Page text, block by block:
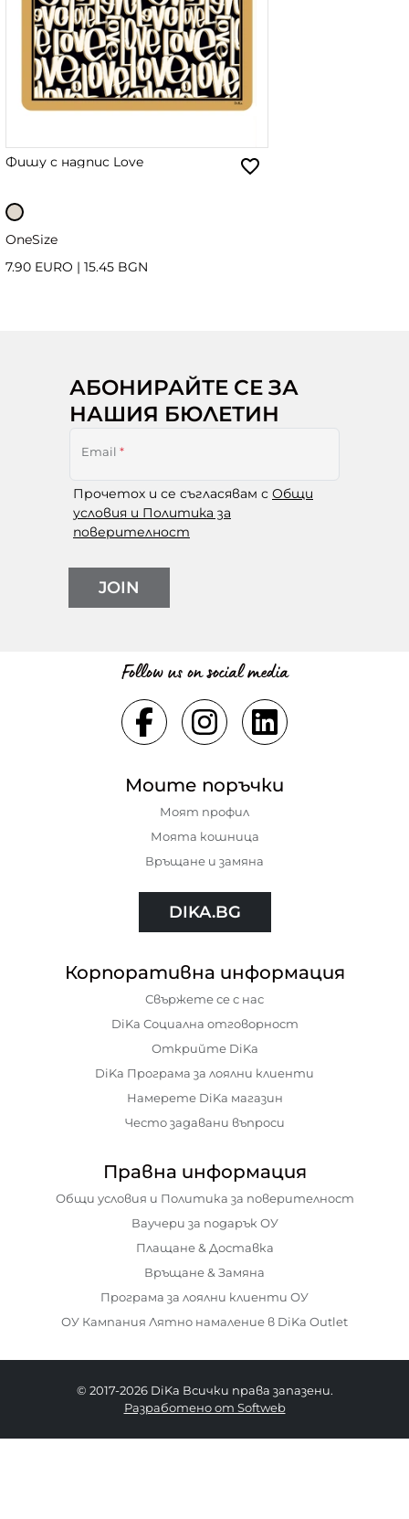
Фишу с надпис Love
OneSize
7.90 EURO | 15.45 BGN
АБОНИРАЙТЕ СЕ ЗА
НАШИЯ БЮЛЕТИН
Email *
Прочетох и се съгласявам с Общи
условия и Политика за
поверителност
JOIN
Follow us on social media
Моите поръчки
Моят профил
Моята кошница
Връщане и замяна
DIKA.BG
Корпоративна информация
Свържете се с нас
DiKa Социална отговорност
Открийте DiKa
DiKa Програма за лоялни клиенти
Намерете DiKa магазин
Често задавани въпроси
Правна информация
Общи условия и Политика за поверителност
Ваучери за подарък ОУ
Плащане & Доставка
Връщане & Замяна
Програма за лоялни клиенти ОУ
ОУ Кампания Лятно намаление в DiKa Outlet
© 2017-2026 DiKa Всички права запазени.
Разработено от Softweb